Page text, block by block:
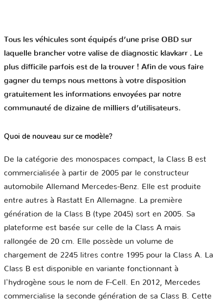
Tous les véhicules sont équipés d’une prise OBD sur
laquelle brancher votre valise de diagnostic klavkarr . Le
plus difficile parfois est de la trouver ! Afin de vous faire
gagner du temps nous mettons à votre disposition
gratuitement les informations envoyées par notre
communauté de dizaine de milliers d’utilisateurs.
Quoi de nouveau sur ce modèle?
De la catégorie des monospaces compact, la Class B est
commercialisée à partir de 2005 par le constructeur
automobile Allemand Mercedes-Benz. Elle est produite
entre autres à Rastatt En Allemagne. La première
génération de la Class B (type 2045) sort en 2005. Sa
plateforme est basée sur celle de la Class A mais
rallongée de 20 cm. Elle possède un volume de
chargement de 2245 litres contre 1995 pour la Class A. La
Class B est disponible en variante fonctionnant à
l'hydrogène sous le nom de F-Cell. En 2012, Mercedes
commercialise la seconde génération de sa Class B. Cette